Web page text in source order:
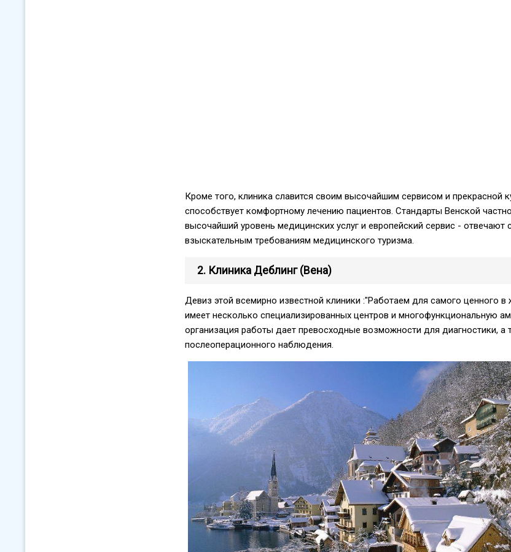
Кроме того, клиника славится своим высочайшим сервисом и прекрасной
способствует комфортному лечению пациентов. Стандарты Венской
высочайший уровень медицинских услуг и европейский сервис - отвечают
взыскательным требованиям медицинского туризма.
2. Клиника Деблинг (Вена)
Девиз этой всемирно известной клиники :"Работаем для самого ценного в
имеет несколько специализированных центров и многофункциональную
организация работы дает превосходные возможности для диагностики, а
послеоперационного наблюдения.